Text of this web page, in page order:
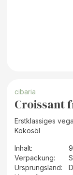
cibaria
Croissant
Erstklassiges
Kokosöl
Inhalt:
Verpackung:
Ursprungsland: